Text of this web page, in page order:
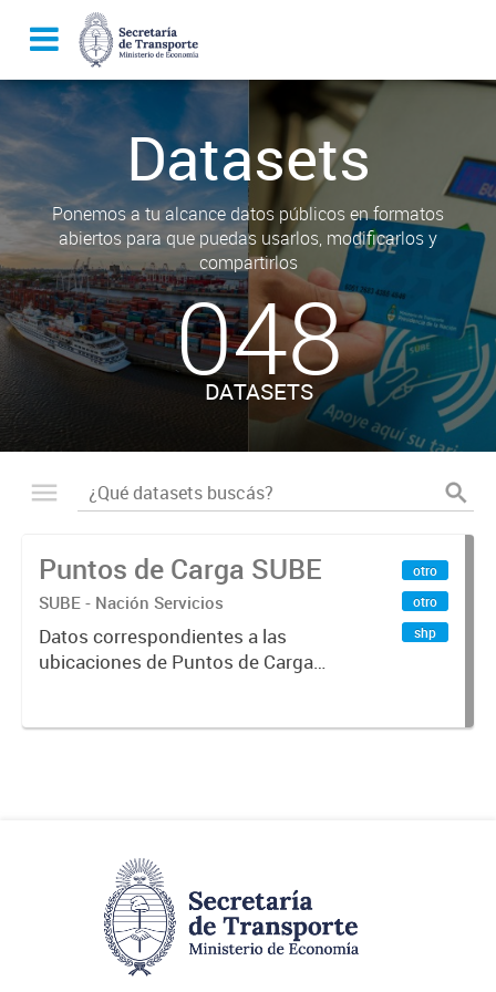
Datasets
Ponemos a tu alcance datos públicos en formatos
abiertos para que puedas usarlos, modificarlos y
compartirlos
048
DATASETS
Puntos de Carga SUBE
SUBE - Nación Servicios
Datos correspondientes a las
ubicaciones de Puntos de Carga
otro
otro
shp